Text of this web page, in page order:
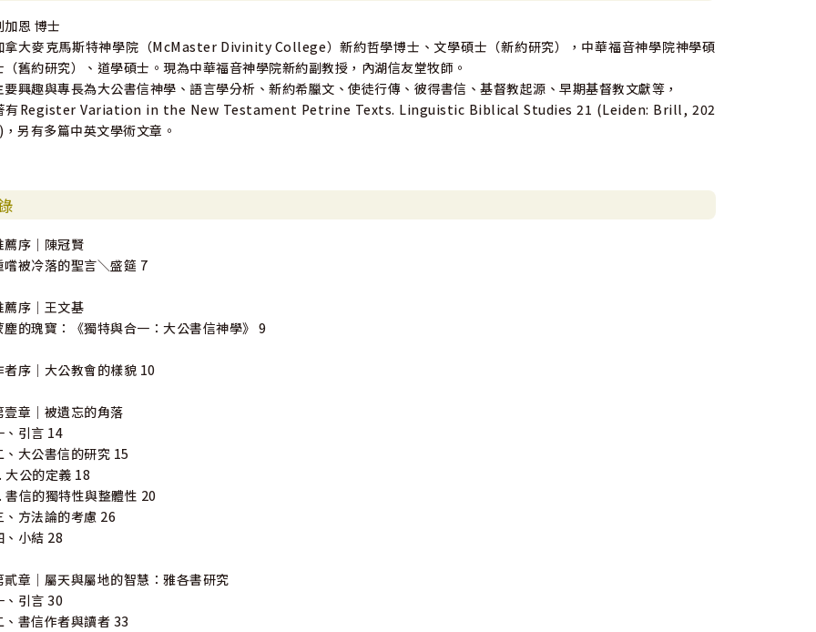
加恩 博士
拿大麥克馬斯特神學院（McMaster Divinity College）新約哲學博士、文學碩士（新約研究），中華福音神學院神學碩
（舊約研究）、道學碩士。現為中華福音神學院新約副教授，內湖信友堂牧師。
要興趣與專長為大公書信神學、語言學分析、新約希臘文、使徒行傳、彼得書信、基督教起源、早期基督教文獻等，
有Register Variation in the New Testament Petrine Texts. Linguistic Biblical Studies 21 (Leiden: Brill, 202
另有多篇中英文學術文章。
薦序｜陳冠賢
嚐被冷落的聖言＼盛筵 7
薦序｜王文基
塵的瑰寶：《獨特與合一：大公書信神學》 9
者序｜大公教會的樣貌 10
壹章｜被遺忘的角落
、引言 14
、大公書信的研究 15
大公的定義 18
書信的獨特性與整體性 20
、方法論的考慮 26
、小結 28
貳章｜屬天與屬地的智慧：雅各書研究
、引言 30
、書信作者與讀者 33